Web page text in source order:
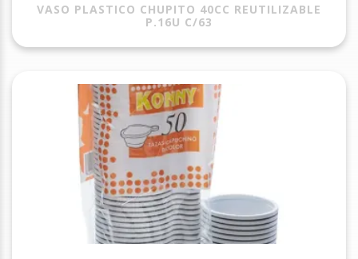
VASO PLASTICO CHUPITO 40CC REUTILIZABLE
P.16U C/63